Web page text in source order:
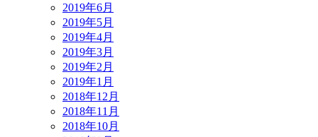
2019年6月
2019年5月
2019年4月
2019年3月
2019年2月
2019年1月
2018年12月
2018年11月
2018年10月